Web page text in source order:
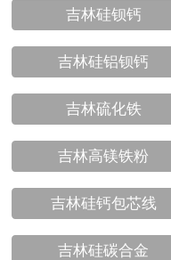
吉林硅钡钙
吉林硅铝钡钙
吉林硫化铁
吉林高镁铁粉
吉林硅钙包芯线
吉林硅碳合金